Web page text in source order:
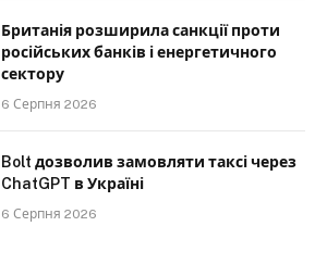
Британія розширила санкції проти
російських банків і енергетичного
сектору
6 Серпня 2026
Bolt дозволив замовляти таксі через
ChatGPT в Україні
6 Серпня 2026